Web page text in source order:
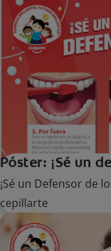
Póster: ¡Sé un
¡Sé un Defensor de
cepillarte